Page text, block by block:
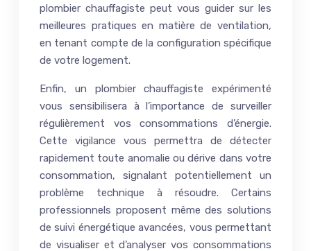
plombier chauffagiste peut vous guider sur les
meilleures pratiques en matière de ventilation,
en tenant compte de la configuration spécifique
de votre logement.
Enfin, un plombier chauffagiste expérimenté
vous sensibilisera à l’importance de surveiller
régulièrement vos consommations d’énergie.
Cette vigilance vous permettra de détecter
rapidement toute anomalie ou dérive dans votre
consommation, signalant potentiellement un
problème technique à résoudre. Certains
professionnels proposent même des solutions
de suivi énergétique avancées, vous permettant
de visualiser et d’analyser vos consommations